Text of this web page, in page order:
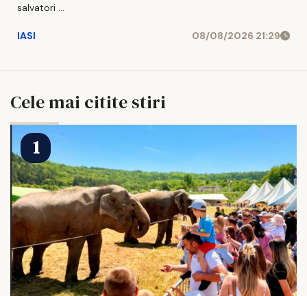
salvatori ...
IASI 08/08/2026 21:29
Cele mai citite stiri